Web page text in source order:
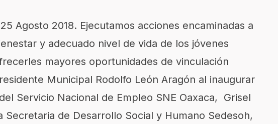
Agosto 2018. Ejecutamos acciones encaminadas a
y adecuado nivel de vida de los jóvenes
mayores oportunidades de vinculación
Municipal Rodolfo León Aragón al inaugurar
Servicio Nacional de Empleo SNE Oaxaca, Grisel
Secretaria de Desarrollo Social y Humano Sedesoh,